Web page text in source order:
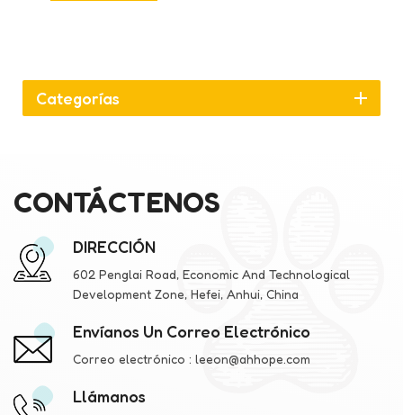
Categorías
CONTÁCTENOS
DIRECCIÓN
602 Penglai Road, Economic And Technological
Development Zone, Hefei, Anhui, China
Envíanos Un Correo Electrónico
Correo electrónico : leeon@ahhope.com
Llámanos